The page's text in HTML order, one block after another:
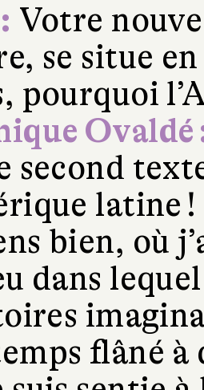
Votre
se situe
pourquoi
Ovaldé
second
latine
bien, où
dans
flâné à